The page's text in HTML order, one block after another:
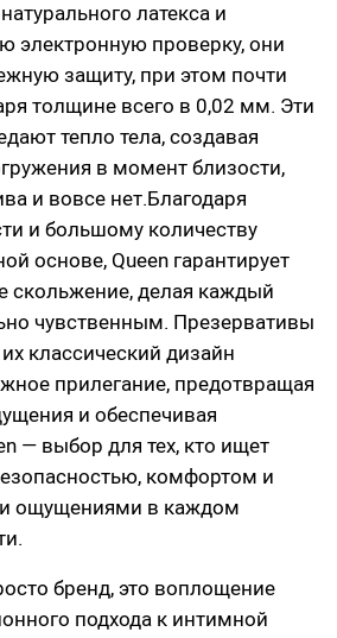
для мужчин
латекса и
электронную проверку, они
защиту, при этом почти
толщине всего в 0,02 мм. Эти
тепло тела, создавая
в момент близости,
и вовсе нет.Благодаря
и большому количеству
основе, Queen гарантирует
скольжение, делая каждый
чувственным. Презервативы
классический дизайн
прилегание, предотвращая
и обеспечивая
— выбор для тех, кто ищет
комфортом и
ощущениями в каждом
бренд, это воплощение
подхода к интимной